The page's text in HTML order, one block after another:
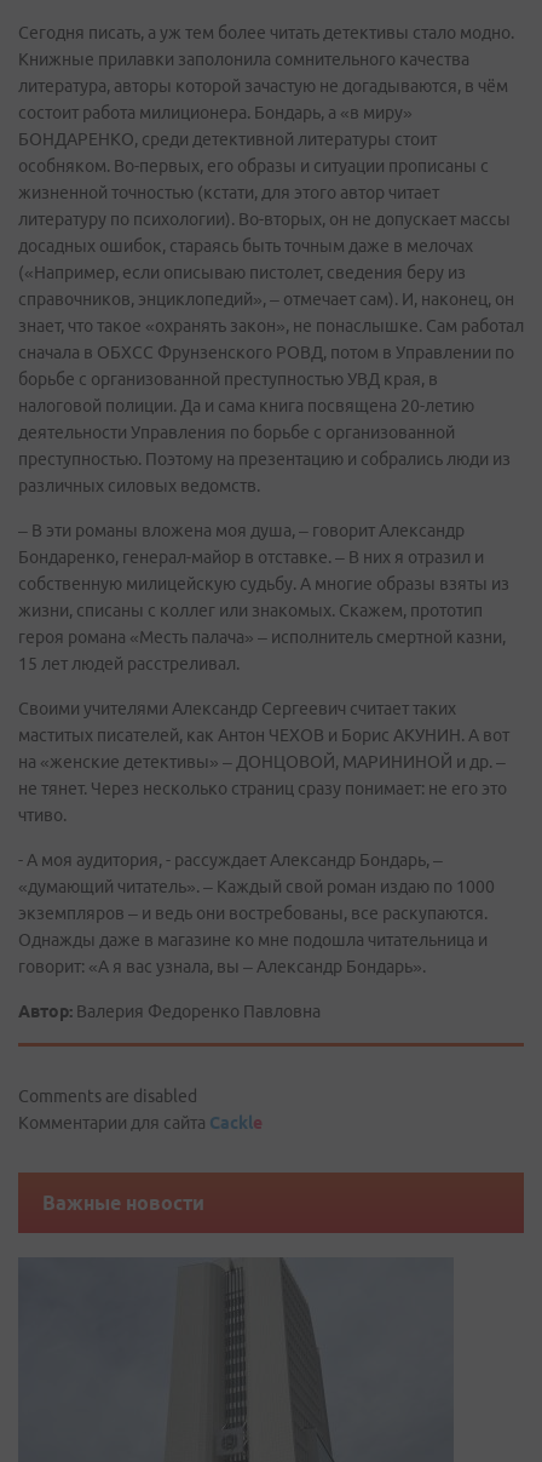
Сегодня писать, а уж тем более читать детективы стало модно.
Книжные прилавки заполонила сомнительного качества
литература, авторы которой зачастую не догадываются, в чём
состоит работа милиционера. Бондарь, а «в миру»
БОНДАРЕНКО, среди детективной литературы стоит
особняком. Во-первых, его образы и ситуации прописаны с
жизненной точностью (кстати, для этого автор читает
литературу по психологии). Во-вторых, он не допускает массы
досадных ошибок, стараясь быть точным даже в мелочах
(«Например, если описываю пистолет, сведения беру из
справочников, энциклопедий», – отмечает сам). И, наконец, он
знает, что такое «охранять закон», не понаслышке. Сам работал
сначала в ОБХСС Фрунзенского РОВД, потом в Управлении по
борьбе с организованной преступностью УВД края, в
налоговой полиции. Да и сама книга посвящена 20-летию
деятельности Управления по борьбе с организованной
преступностью. Поэтому на презентацию и собрались люди из
различных силовых ведомств.
– В эти романы вложена моя душа, – говорит Александр
Бондаренко, генерал-майор в отставке. – В них я отразил и
собственную милицейскую судьбу. А многие образы взяты из
жизни, списаны с коллег или знакомых. Скажем, прототип
героя романа «Месть палача» – исполнитель смертной казни,
15 лет людей расстреливал.
Своими учителями Александр Сергеевич считает таких
маститых писателей, как Антон ЧЕХОВ и Борис АКУНИН. А вот
на «женские детективы» – ДОНЦОВОЙ, МАРИНИНОЙ и др. –
не тянет. Через несколько страниц сразу понимает: не его это
чтиво.
- А моя аудитория, - рассуждает Александр Бондарь, –
«думающий читатель». – Каждый свой роман издаю по 1000
экземпляров – и ведь они востребованы, все раскупаются.
Однажды даже в магазине ко мне подошла читательница и
говорит: «А я вас узнала, вы – Александр Бондарь».
Автор: Валерия Федоренко Павловна
Comments are disabled
Комментарии для сайта Cackle
Важные новости